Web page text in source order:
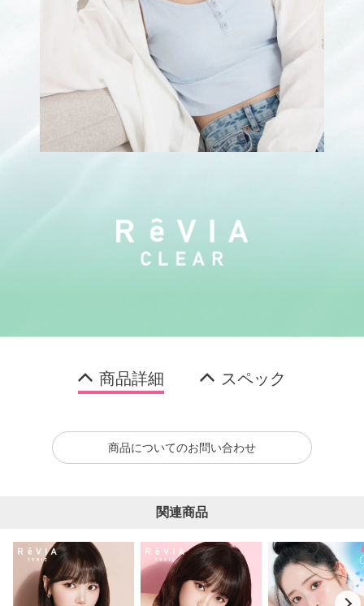
商品詳細 スペック
商品についてのお問い合わせ
関連商品